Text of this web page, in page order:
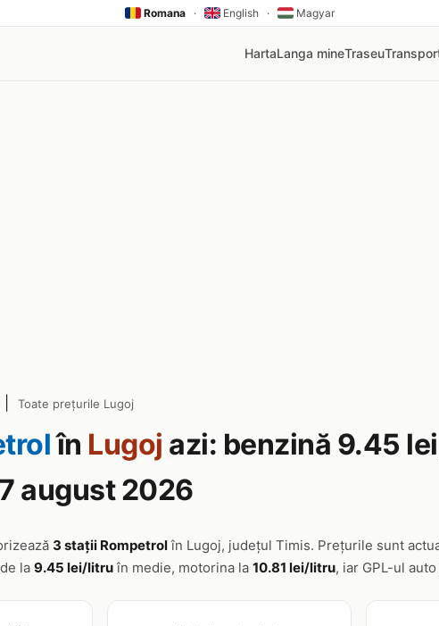
Romana · English · Magyar
HartaLanga mineTraseu
Toate prețurile Lugoj
în Lugoj azi: benzină 9.45
august 2026
3 stații Rompetrolîn Lugoj, județul Timis. Prețurile sunt
la 9.45 lei/litruîn medie, motorina la 10.81 lei/litru, iar GPL-ul auto